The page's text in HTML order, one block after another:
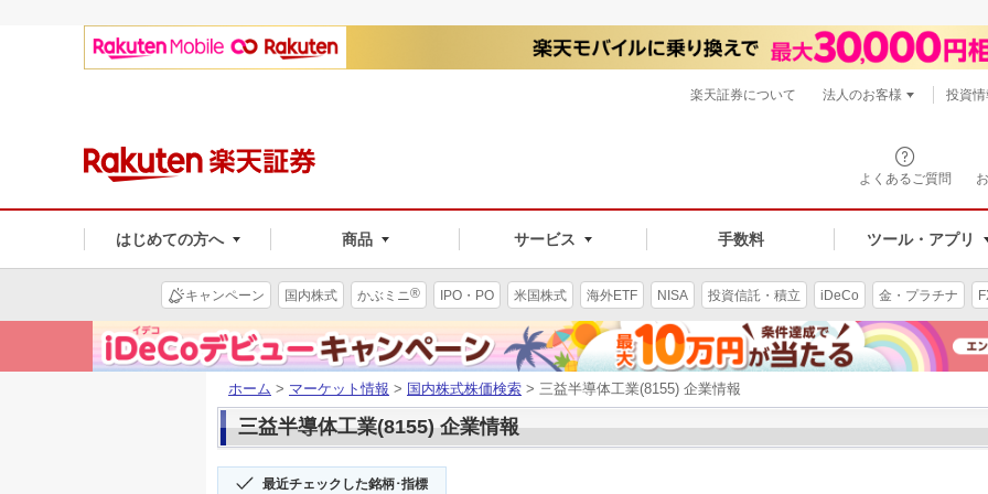
よくあるご質問
はじめての方へ 商品 サービス 手数料 ツール・アプリ
楽天証券について 法人のお客様 投資
キャンペーン 国内株式 かぶミニ® IPO・PO 米国株式 海外ETF NISA 投資信託・積立 iDeCo 金・プラチナ
ホーム > マーケット情報 > 国内株式株価検索 > 三益半導体工業(8155) 企業情報
三益半導体工業(8155) 企業情報
最近チェックした銘柄･指標